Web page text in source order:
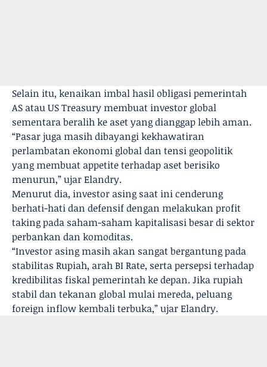
Selain itu, kenaikan imbal hasil obligasi pemerintah
AS atau US Treasury membuat investor global
sementara beralih ke aset yang dianggap lebih aman.
“Pasar juga masih dibayangi kekhawatiran
perlambatan ekonomi global dan tensi geopolitik
yang membuat appetite terhadap aset berisiko
menurun,” ujar Elandry.
Menurut dia, investor asing saat ini cenderung
berhati-hati dan defensif dengan melakukan profit
taking pada saham-saham kapitalisasi besar di sektor
perbankan dan komoditas.
“Investor asing masih akan sangat bergantung pada
stabilitas Rupiah, arah BI Rate, serta persepsi terhadap
kredibilitas fiskal pemerintah ke depan. Jika rupiah
stabil dan tekanan global mulai mereda, peluang
foreign inflow kembali terbuka,” ujar Elandry.